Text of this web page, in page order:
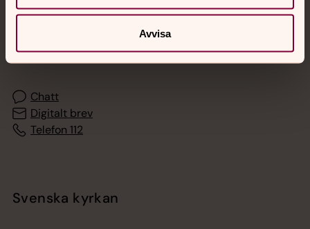
Avvisa
Jourhavande präst
Akut samtals- och krisstöd. Prata eller chatta anonymt
med en präst på kvällar och nätter.
Chatt
Digitalt brev
Telefon 112
Svenska kyrkan